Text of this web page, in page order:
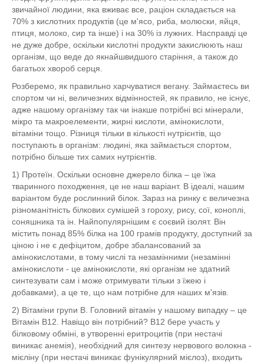
звичайної людини, яка вживає все, раціон складається на
70% з кислотних продуктів (це м'ясо, риба, молюски, яйця,
птиця, молоко, сир та інше) і на 30% із лужних. Насправді це
не дуже добре, оскільки кислотні продукти закислюють наш
організм, що веде до якнайшвидшого старіння, а також до
багатьох хвороб серця.
Розберемо, як правильно харчуватися вегану. Займаєтесь ви
спортом чи ні, величезних відмінностей, як правило, не існує,
адже нашому організму так чи інакше потрібні всі мінерали,
мікро та макроелементи, жирні кислоти, амінокислоти,
вітаміни тощо. Різниця тільки в кількості нутрієнтів, що
поступають в організм: людині, яка займається спортом,
потрібно більше тих самих нутрієнтів.
1) Протеїн. Оскільки основне джерело білка – це їжа
тваринного походження, це не наш варіант. В ідеалі, нашим
варіантом буде рослинний білок. Зараз на ринку є величезна
різноманітність білкових сумішей з гороху, рису, сої, коноплі,
соняшника та ін. Найпопулярнішим є соєвий ізолят. Він
містить понад 85% білка на 100 грамів продукту, доступний за
ціною і не є дефіцитом, добре збалансований за
амінокислотами, в тому числі та незамінними (незамінні
амінокислоти - це амінокислоти, які організм не здатний
синтезувати сам і може отримувати тільки з їжею і
добавками), а це те, що нам потрібне для наших м'язів.
2) Вітаміни групи B. Головний вітамін у нашому випадку – це
Вітамін B12. Навіщо він потрібний? B12 бере участь у
білковому обміні, в утворенні еритроцитів (при нестачі
виникає анемія), необхідний для синтезу нервового волокна -
мієліну (при нестачі виникає фунікулярний мієлоз), входить